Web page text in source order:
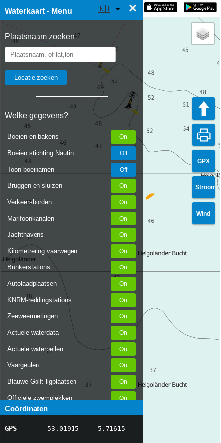
Waterkaart - Menu ×
Plaatsnaam zoeken
Welke gegevens?
Boeien en bakens
Boeien stichting Nautin
Toon boeinamen
Bruggen en sluizen
Verkeersborden
Marifoonkanalen
Jachthavens
Kilometrering vaarwegen
Bunkerstations
Autolaadplaatsen
KNRM-reddingstations
Zeeweermetingen
Actuele waterdata
Actuele waterpeilen
Vaargeulen
Blauwe Golf: ligplaatsen
Officiele zwemplekken
Stremmingen/hinder
AIS scheepsposities
Coördinaten
GPS 53.01915 5.71615
☰ Waterkaart Live 🇳🇱
GPX
Stroom
Wind